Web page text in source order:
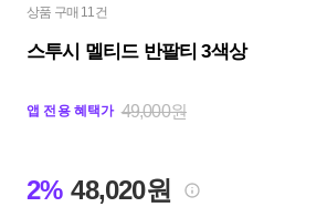
상품 구매 11건
스투시 멜티드 반팔티 3색상
앱 전용 혜택가 49,000원
2% 48,020원